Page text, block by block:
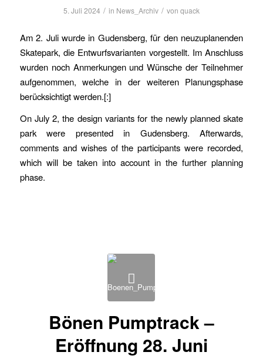
5. Juli 2024 / in News_Archiv / von quack
Am 2. Juli wurde in Gudensberg, für den neuzuplanenden
Skatepark, die Entwurfsvarianten vorgestellt. Im Anschluss
wurden noch Anmerkungen und Wünsche der Teilnehmer
aufgenommen, welche in der weiteren Planungsphase
berücksichtigt werden.[:]
On July 2, the design variants for the newly planned skate
park were presented in Gudensberg. Afterwards,
comments and wishes of the participants were recorded,
which will be taken into account in the further planning
phase.
Bönen Pumptrack –
Eröffnung 28. Juni